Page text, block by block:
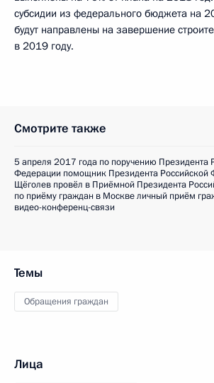
субсидии из федерального бюджета на
будут направлены на завершение
в 2019 году.
Смотрите также
5 апреля 2017 года по поручению Президента
Федерации помощник Президента Российской
Щёголев провёл в Приёмной Президента
по приёму граждан в Москве личный приём
видео-конференц-связи
Темы
Обращения граждан
Лица